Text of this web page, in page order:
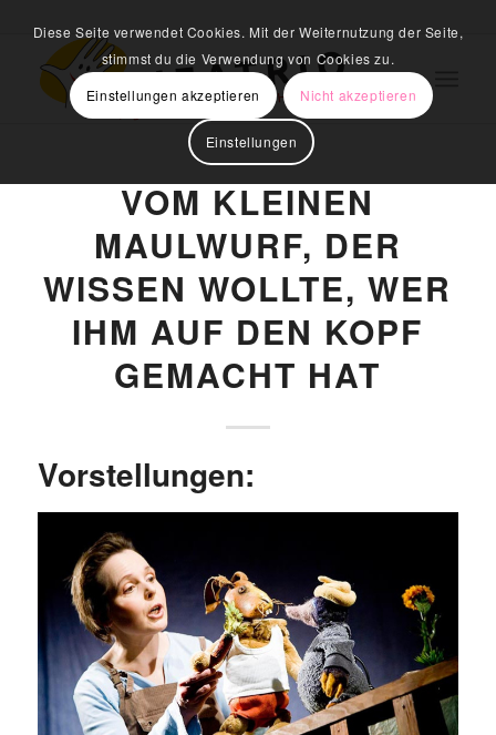
VOM KLEINEN
MAULWURF, DER
WISSEN WOLLTE, WER
IHM AUF DEN KOPF
GEMACHT HAT
Vorstellungen:
Diese Seite verwendet Cookies. Mit der Weiternutzung der Seite,
stimmst du die Verwendung von Cookies zu.
Einstellungen akzeptieren
Nicht akzeptieren
Einstellungen